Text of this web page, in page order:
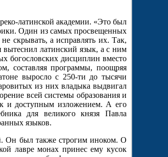
латинской академии. «Это был
Один из самых просвещенных
скрывать, а исправлять их. Так,
латинский язык, а с ним
богословских дисциплин вместо
составляя программы, поощряя
выросло с 250-ти до тысячи
из них владыка выдвигал
всей системы образования и
и доступным изложением. А его
для великого князя Павла
языков.
Он был также строгим иноком. О
лавре монах принес ему кусок